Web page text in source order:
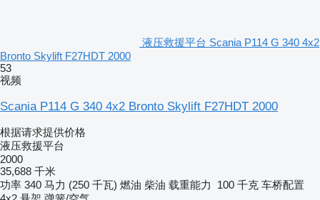
液压救援平台 Scania P114 G 340 4x2
Bronto Skylift F27HDT 2000
53
视频
Scania P114 G 340 4x2 Bronto Skylift F27HDT 2000
根据请求提供价格
液压救援平台
2000
35,688 千米
功率 340 马力 (250 千瓦) 燃油 柴油 载重能力 100 千克 车桥配置